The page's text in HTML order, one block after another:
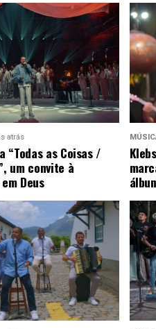
atrás
“Todas as Coisas /
um convite à
Deus